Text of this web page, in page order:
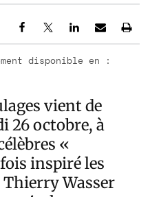
disponible en :
vient de
26 octobre, à
«
inspiré les
Wasser